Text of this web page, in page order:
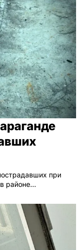
при
районе…